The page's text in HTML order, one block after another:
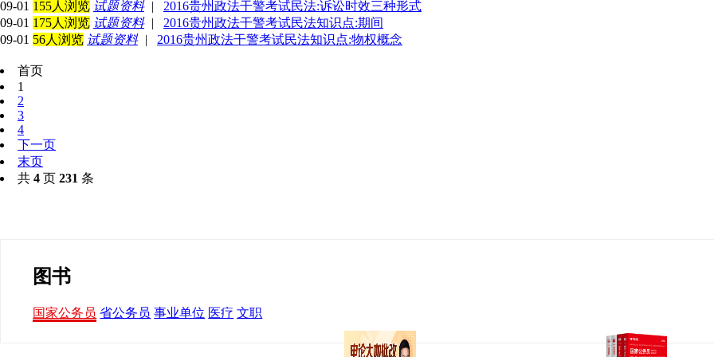
09-01 155人浏览 试题资料|
2016贵州政法干警考试民法:诉讼时效三种形式
09-01 175人浏览 试题资料|
2016贵州政法干警考试民法知识点:期间
09-01 56人浏览 试题资料| 2016贵州政法干警考试民法知识点:物权概念
首页
1
2
3
4
下一页
末页
共 4 页 231 条
图书
国家公务员 省公务员 事业单位 医疗 文职